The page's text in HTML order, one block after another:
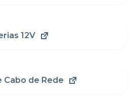
12V
Cabo de Rede